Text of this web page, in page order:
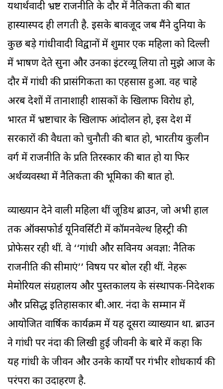
यथार्थवादी भ्रष्ट राजनीति के दौर में नैतिकता की बात
हास्यास्पद ही लगती है. इसके बावजूद जब मैंने दुनिया के
कुछ बड़े गांधीवादी विद्वानों में शुमार एक महिला को दिल्ली
में भाषण देते सुना और उनका इंटरव्यू लिया तो मुझे आज के
दौर में गांधी की प्रासंगिकता का एहसास हुआ. वह चाहे
अरब देशों में तानाशाही शासकों के खिलाफ विरोध हो,
भारत में भ्रष्टाचार के खिलाफ आंदोलन हो, इस देश में
सरकारों की वैधता को चुनौती की बात हो, भारतीय कुलीन
वर्ग में राजनीति के प्रति तिरस्कार की बात हो या फिर
अर्थव्यवस्था में नैतिकता की भूमिका की बात हो.
व्याख्यान देने वाली महिला थीं जूडिथ ब्राउन, जो अभी हाल
तक ऑक्सफोर्ड यूनिवर्सिटी में कॉमनवेल्थ हिस्ट्री की
प्रोफेसर रही थीं. वे ‘‘गांधी और सविनय अवज्ञा: नैतिक
राजनीति की सीमाएं’’ विषय पर बोल रही थीं. नेहरू
मेमोरियल संग्रहालय और पुस्तकालय के संस्थापक-निदेशक
और प्रसिद्ध इतिहासकार बी.आर. नंदा के सम्मान में
आयोजित वार्षिक कार्यक्रम में यह दूसरा व्याख्यान था. ब्राउन
ने गांधी पर नंदा की लिखी हुई जीवनी के बारे में कहा कि
यह गांधी के जीवन और उनके कार्यों पर गंभीर शोधकार्य की
परंपरा का उदाहरण है.